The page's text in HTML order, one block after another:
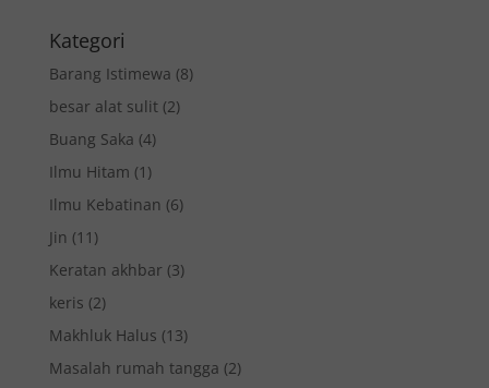
Kategori
Barang Istimewa (8)
besar alat sulit(2)
Buang Saka (4)
Ilmu Hitam (1)
Ilmu Kebatinan (6)
Jin (11)
Keratan akhbar (3)
keris (2)
Makhluk Halus (13)
Masalah rumah tangga (2)